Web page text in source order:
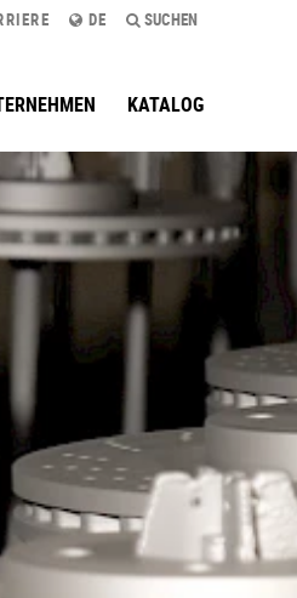
DE SUCHEN
KATALOG